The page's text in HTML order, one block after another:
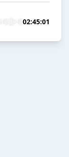
02:45:01